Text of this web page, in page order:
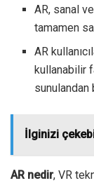
AR, sanal
tamamen
AR
kullanabilir
sunulandan
İlginizi
AR nedir, VR